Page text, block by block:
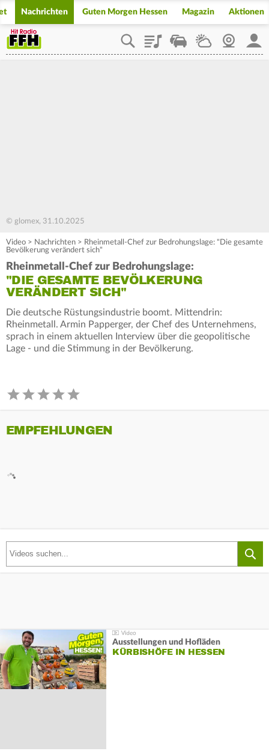
Nachrichten Guten Morgen Hessen Magazin Aktionen
PlaylistStaupilotWetterWebcam
© glomex, 31.10.2025
Video > Nachrichten > Rheinmetall-Chef zur Bedrohungslage: "Die gesamte
Bevölkerung verändert sich"
Rheinmetall-Chef zur Bedrohungslage:
"DIE GESAMTE BEVÖLKERUNG
VERÄNDERT SICH"
Die deutsche Rüstungsindustrie boomt. Mittendrin:
Rheinmetall. Armin Papperger, der Chef des Unternehmens,
sprach in einem aktuellen Interview über die geopolitische
Lage - und die Stimmung in der Bevölkerung.
EMPFEHLUNGEN
Ausstellungen und Hofläden
KÜRBISHÖFE IN HESSEN